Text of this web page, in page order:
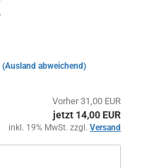
(Ausland abweichend)
Vorher 31,00 EUR
jetzt 14,00 EUR
inkl. 19% MwSt. zzgl. Versand